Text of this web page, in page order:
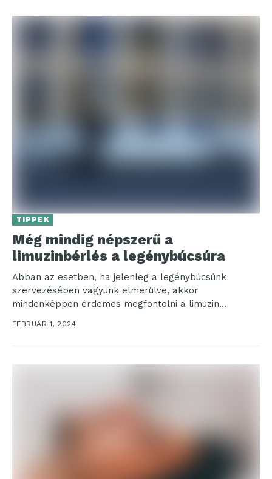
TIPPEK
Még mindig népszerű a
limuzinbérlés a legénybúcsúra
Abban az esetben, ha jelenleg a legénybúcsúnk
szervezésében vagyunk elmerülve, akkor
mindenképpen érdemes megfontolni a limuzin
FEBRUÁR 1, 2024